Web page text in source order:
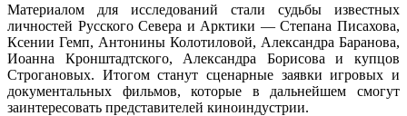
Материалом для исследований стали судьбы известных
личностей Русского Севера и Арктики — Степана Писахова,
Ксении Гемп, Антонины Колотиловой, Александра Баранова,
Иоанна Кронштадтского, Александра Борисова и купцов
Строгановых. Итогом станут сценарные заявки игровых и
документальных фильмов, которые в дальнейшем смогут
заинтересовать представителей киноиндустрии.